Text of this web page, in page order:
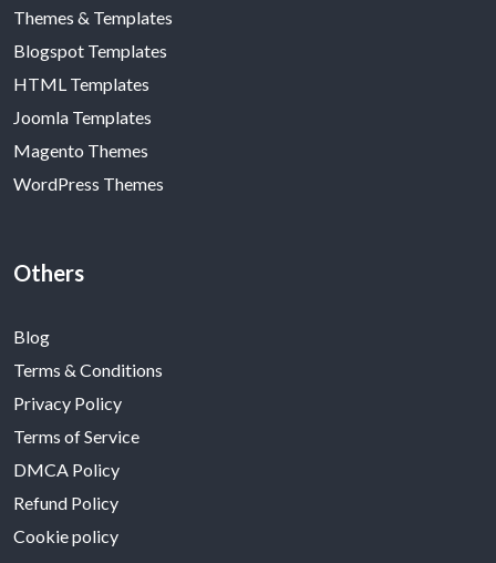
Themes & Templates
Blogspot Templates
HTML Templates
Joomla Templates
Magento Themes
WordPress Themes
Others
Blog
Terms & Conditions
Privacy Policy
Terms of Service
DMCA Policy
Refund Policy
Cookie policy